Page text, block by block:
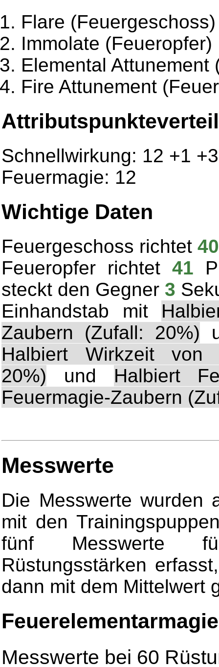
Flare (Feuergeschoss)
Immolate (Feueropfer)
Elemental Attunement
Fire Attunement
Schnellwirkung: 12 +1 +3
Feuermagie: 12
Wichtige Daten
Feuergeschoss richtet40
Feueropfer richtet 41
steckt den Gegner 3
Einhandstab mit
Zaubern (Zufall: 20%)
Halbiert Wirkzeit von
20%) und Halbiert
Feuermagie-Zaubern
Messwerte
Die Messwerte wurden
mit den
fünf Messwerte
Rüstungsstärken
dann mit dem Mittelwert
Messwerte bei 60